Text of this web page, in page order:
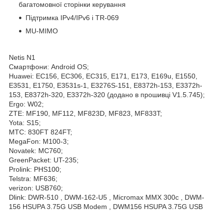
багатомовної сторінки керування
Підтримка IPv4/IPv6 і TR-069
MU-MIMO
Netis N1
Смартфони: Android OS;
Huawei: EC156, EC306, EC315, E171, E173, E169u, E1550,
E3531, E1750, E3531s-1, E3276S-151, E8372h-153, E3372h-
153, E8372h-320, E3372h-320 (додано в прошивці V1.5.745);
Ergo: W02;
ZTE: MF190, MF112, MF823D, MF823, MF833T;
Yota: S15;
MTC: 830FT 824FT;
MegaFon: M100-3;
Novatek: MC760;
GreenPacket: UT-235;
Prolink: PHS100;
Telstra: MF636;
verizon: USB760;
Dlink: DWR-510 , DWM-162-U5 , Micromax MMX 300c , DWM-
156 HSUPA 3.75G USB Modem , DWM156 HSUPA 3.75G USB